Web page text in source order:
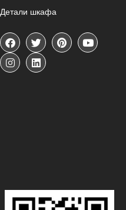
Детали шкафа